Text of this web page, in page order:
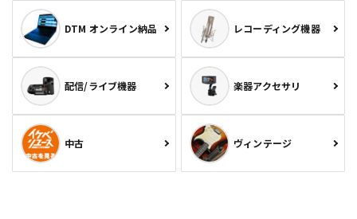
DTM オンライン納品 レコーディング機器
配信/ライブ機器 楽器アクセサリ
中古 ヴィンテージ